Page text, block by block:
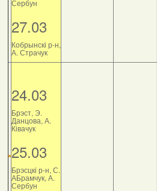
Сербун
27.03
Кобрынскі р-н,
А. Страчук
24.03
Брэст, Э.
Данцова, А.
Ківачук
25.03
Брэсцкі р-н, С.
АБрамчук, А.
Сербун